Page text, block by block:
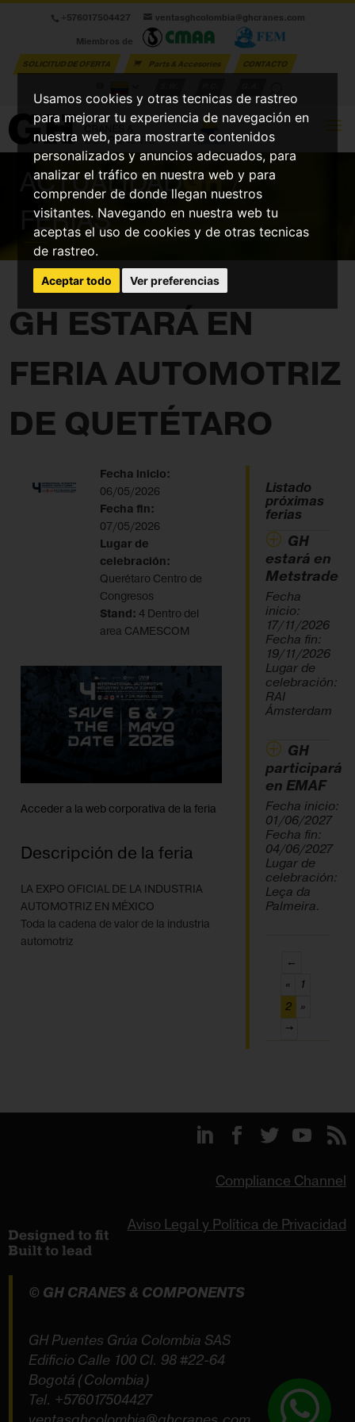
Usamos cookies y otras tecnicas de rastreo
para mejorar tu experiencia de navegación en
nuestra web, para mostrarte contenidos
personalizados y anuncios adecuados, para
analizar el tráfico en nuestra web y para
comprender de donde llegan nuestros
visitantes. Navegando en nuestra web tu
aceptas el uso de cookies y de otras tecnicas
de rastreo.
Aceptar todo Ver preferencias
+576017504427
ventasghcolombia@ghcranes.com
Miembros de
SOLICITUD DE OFERTA Parts & Accesories
CONTACTO
ACTUALIDADGH/
FERIAS
GH ESTARÁ EN
FERIA AUTOMOTRIZ
DE QUETÉTARO
Fecha inicio:
06/05/2026
Fecha fin:
07/05/2026
Lugar de
celebración:
Querétaro Centro de
Congresos
Stand: 4 Dentro del
area CAMESCOM
Acceder a la web corporativa de la feria
Descripción de la feria
LA EXPO OFICIAL DE LA INDUSTRIA
AUTOMOTRIZ EN MÉXICO
Toda la cadena de valor de la industria
automotriz
Listado
próximas
ferias
GH
estará en
Metstrade
Fecha
inicio:
17/11/2026
Fecha fin:
19/11/2026
Lugar de
celebración:
RAI
Ámsterdam
GH
participará
en EMAF
Fecha inicio:
01/06/2027
Fecha fin:
04/06/2027
Lugar de
celebración:
Leça da
Palmeira.
←
«
1
2(current)
»
→
Compliance Channel
Aviso Legal y Política de Privacidad
© GH CRANES & COMPONENTS
GH Puentes Grúa Colombia SAS
Edificio Calle 100 Cl. 98 #22-64
Bogotá (Colombia)
Tel. +576017504427